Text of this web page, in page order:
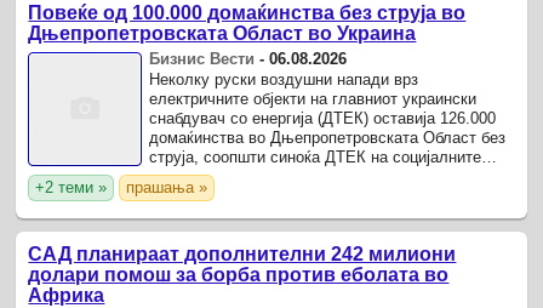
Повеќе од 100.000 домаќинства без струја во
Дњепропетровската Област во Украина
Бизнис Вести -06.08.2026
Неколку руски воздушни напади врз
електричните објекти на главниот украински
снабдувач со енергија (ДТЕК) оставија 126.000
домаќинства во Дњепропетровската Област без
струја, соопшти синоќа ДТЕК на социјалните
мрежи.
+2 теми » прашања »
САД планираат дополнителни 242 милиони
долари помош за борба против еболата во
Африка